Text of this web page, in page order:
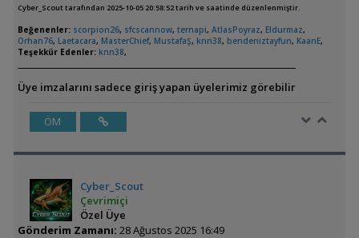
Cyber_Scout tarafından 2025-10-05 20:58:52 tarih ve saatinde düzenlenmiştir.
Beğenenler: scorpion26, sfcscannow, ternapi, AtlasPoyraz, Eldurmaz,
Orhan76, Laetacara, MasterChief, MustafaŞ, knn38, bendeniztayfun, KaanE,
Teşekkür Edenler: knn38,
Üye imzalarını sadece giriş yapan üyelerimiz görebilir
ÖM
Cyber_Scout
Çevrimiçi
Özel Üye
Gönderim Zamanı: 28 Ağustos 2025 16:49